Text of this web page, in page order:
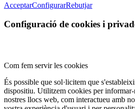
AcceptarConfigurarRebutjar
Configuració de cookies i
Com fem servir les cookies
És possible que sol·licitem que
dispositiu. Utilitzem cookies per
nostres llocs web, com interactueu amb